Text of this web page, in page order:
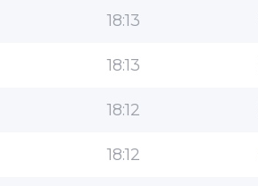
18:13
18:13
18:12
18:12
التطبيق الأكثر شعبية للمسلمين!
التطبيق الإسلامي